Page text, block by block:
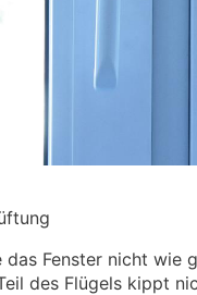
das Fenster nicht wie
des Flügels kippt